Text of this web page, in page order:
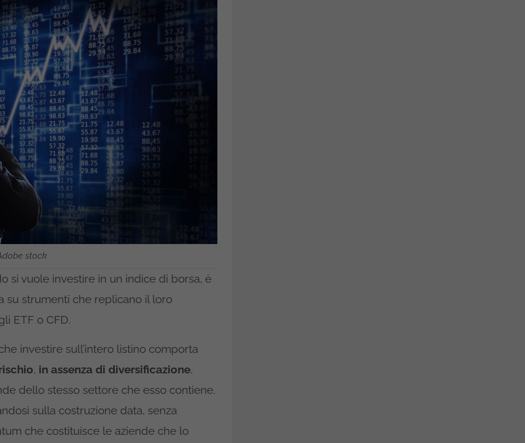
stock
si vuole investire in un indice di borsa, è
su strumenti che replicano il loro
ETF o CFD.
investire sull’intero listino comporta
, in assenza di diversificazione,
dello stesso settore che esso contiene.
sulla costruzione data, senza
che costituisce le aziende che lo